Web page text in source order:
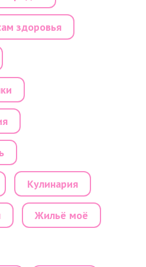
здоровья
Кулинария
Жильё моё